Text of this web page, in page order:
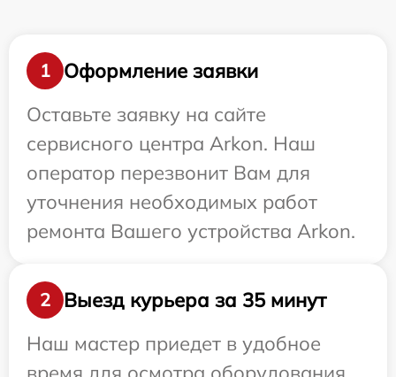
1
Оформление заявки
Оставьте заявку на сайте
сервисного центра Arkon. Наш
оператор перезвонит Вам для
уточнения необходимых работ
ремонта Вашего устройства Arkon.
2
Выезд курьера за 35 минут
Наш мастер приедет в удобное